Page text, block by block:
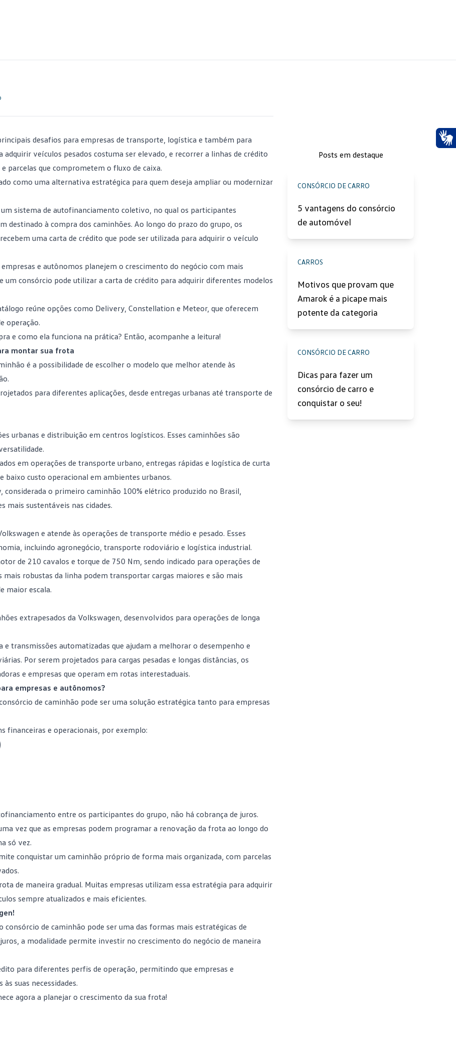
desafios para empresas de transporte, logística e também para
veículos pesados costuma ser elevado, e recorrer a linhas de crédito
parcelas que comprometem o fluxo de caixa.
como uma alternativa estratégica para quem deseja ampliar ou modernizar
sistema de autofinanciamento coletivo, no qual os participantes
à compra dos caminhões. Ao longo do prazo do grupo, os
uma carta de crédito que pode ser utilizada para adquirir o veículo
e autônomos planejem o crescimento do negócio com mais
consórcio pode utilizar a carta de crédito para adquirir diferentes modelos
reúne opções como Delivery, Constellation e Meteor, que oferecem
operação.
e como ela funciona na prática? Então, acompanhe a leitura!
montar sua frota
é a possibilidade de escolher o modelo que melhor atende às
para diferentes aplicações, desde entregas urbanas até transporte de
urbanas e distribuição em centros logísticos. Esses caminhões são
em operações de transporte urbano, entregas rápidas e logística de curta
custo operacional em ambientes urbanos.
, considerada o primeiro caminhão 100% elétrico produzido no Brasil,
mais sustentáveis nas cidades.
e atende às operações de transporte médio e pesado. Esses
incluindo agronegócio, transporte rodoviário e logística industrial.
de 210 cavalos e torque de 750 Nm, sendo indicado para operações de
robustas da linha podem transportar cargas maiores e são mais
maior escala.
extrapesados da Volkswagen, desenvolvidos para operações de longa
transmissões automatizadas que ajudam a melhorar o desempenho e
Por serem projetados para cargas pesadas e longas distâncias, os
e empresas que operam em rotas interestaduais.
empresas e autônomos?
de caminhão pode ser uma solução estratégica tanto para empresas
financeiras e operacionais, por exemplo:
entre os participantes do grupo, não há cobrança de juros.
vez que as empresas podem programar a renovação da frota ao longo do
só vez.
conquistar um caminhão próprio de forma mais organizada, com parcelas
de maneira gradual. Muitas empresas utilizam essa estratégia para adquirir
sempre atualizados e mais eficientes.
de caminhão pode ser uma das formas mais estratégicas de
a modalidade permite investir no crescimento do negócio de maneira
para diferentes perfis de operação, permitindo que empresas e
suas necessidades.
agora a planejar o crescimento da sua frota!
Posts em destaque
CONSÓRCIO DE CARRO
5 vantagens do consórcio
de automóvel
CARROS
Motivos que provam que
Amarok é a picape mais
potente da categoria
CONSÓRCIO DE CARRO
Dicas para fazer um
consórcio de carro e
conquistar o seu!